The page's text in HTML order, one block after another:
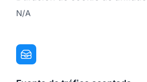
N/A